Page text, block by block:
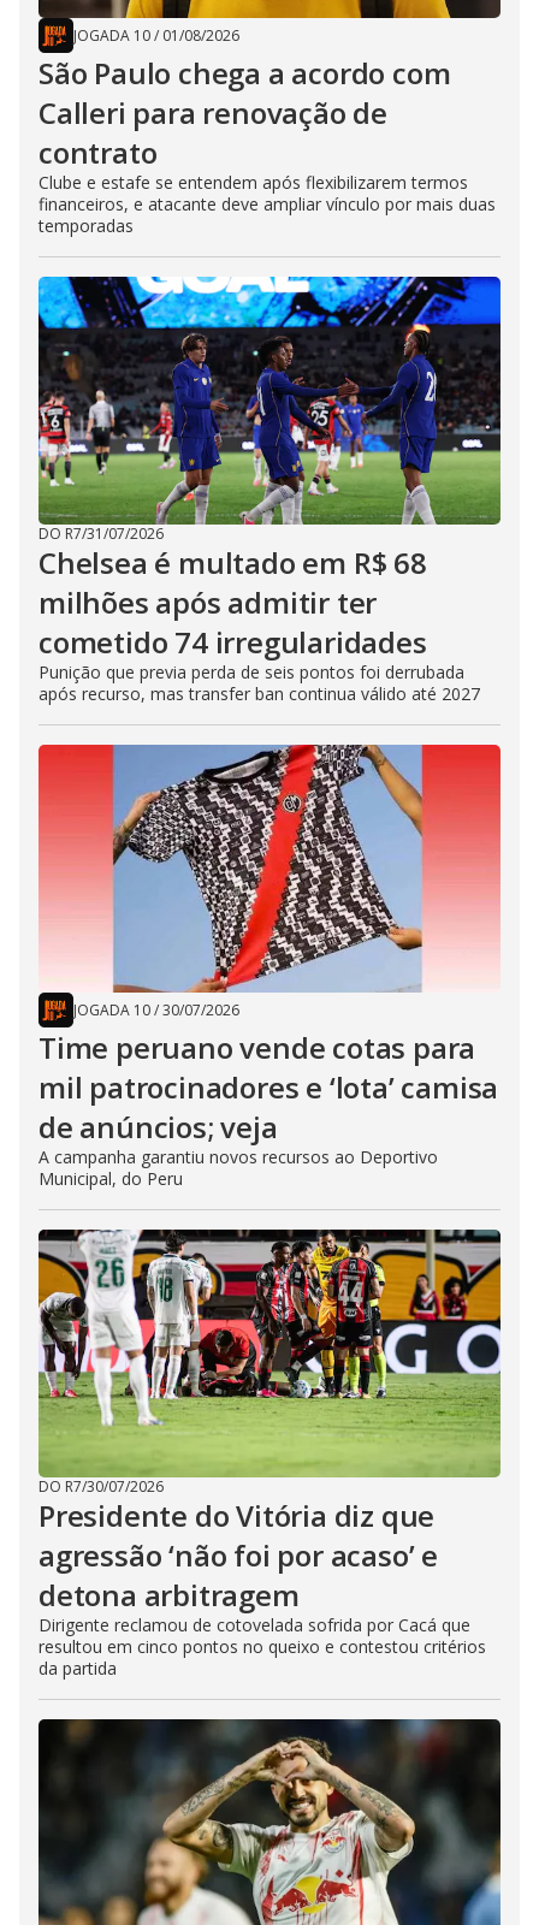
JOGADA 10/ 01/08/2026
São Paulo chega a acordo com
Calleri para renovação de
contrato
Clube e estafe se entendem após flexibilizarem termos
financeiros, e atacante deve ampliar vínculo por mais duas
temporadas
DO R7/31/07/2026
Chelsea é multado em R$ 68
milhões após admitir ter
cometido 74 irregularidades
Punição que previa perda de seis pontos foi derrubada
após recurso, mas transfer ban continua válido até 2027
JOGADA 10/30/07/2026
Time peruano vende cotas para
mil patrocinadores e ‘lota’ camisa
de anúncios; veja
A campanha garantiu novos recursos ao Deportivo
Municipal, do Peru
DO R7/30/07/2026
Presidente do Vitória diz que
agressão ‘não foi por acaso’ e
detona arbitragem
Dirigente reclamou de cotovelada sofrida por Cacá que
resultou em cinco pontos no queixo e contestou critérios
da partida